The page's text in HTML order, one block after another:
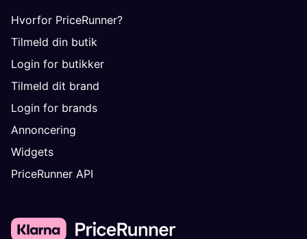
Hvorfor PriceRunner?
Tilmeld din butik
Login for butikker
Tilmeld dit brand
Login for brands
Annoncering
Widgets
PriceRunner API